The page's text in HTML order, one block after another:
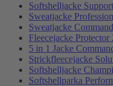
Softshelljacke
Sweatjacke
Sweatjacke
Fleecejacke Protector
5 in 1 Jacke
Strickfleecejacke
Softshelljacke
Softshellparka